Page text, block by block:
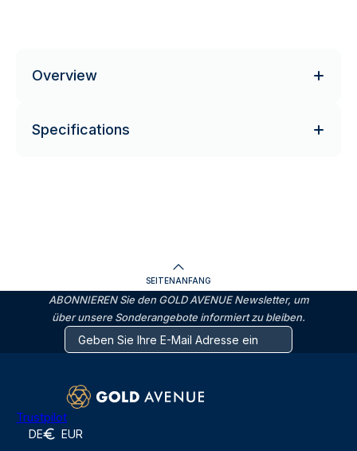
Overview
Specifications
SEITENANFANG
ABONNIEREN Sie den GOLD AVENUE Newsletter, um
über unsere Sonderangebote informiert zu bleiben.
Trustpilot
DE EUR